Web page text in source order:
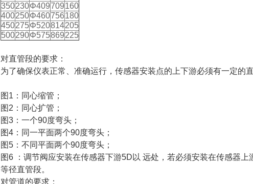
350230Φ409709160
400250Φ460756180
450275Φ520814205
500290Φ575869225
对直管段的要求：
为了确保仪表正常、准确运行，传感器安装点的上下游必须有一定的
图1：同心缩管；
图2：同心扩管；
图3：一个90度弯头；
图4：同一平面两个90度弯头；
图5：不同平面两个90度弯头；
图6 ：调节阀应安装在传感器下游5D以 远处，若必须安装在传感器
等径直管段。
对管道的要求：